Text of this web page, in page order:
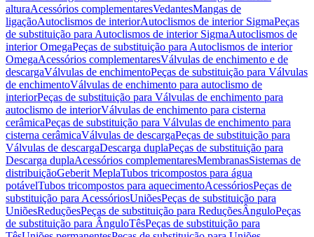
alturaAcessórios complementaresVedantesMangas de
ligaçãoAutoclismos de interiorAutoclismos de interior SigmaPeças
de substituição para Autoclismos de interior SigmaAutoclismos de
interior OmegaPeças de substituição para Autoclismos de interior
OmegaAcessórios complementaresVálvulas de enchimento e de
descargaVálvulas de enchimentoPeças de substituição para Válvulas
de enchimentoVálvulas de enchimento para autoclismo de
interiorPeças de substituição para Válvulas de enchimento para
autoclismo de interiorVálvulas de enchimento para cisterna
cerâmicaPeças de substituição para Válvulas de enchimento para
cisterna cerâmicaVálvulas de descargaPeças de substituição para
Válvulas de descargaDescarga duplaPeças de substituição para
Descarga duplaAcessórios complementaresMembranasSistemas de
distribuiçãoGeberit MeplaTubos tricompostos para água
potávelTubos tricompostos para aquecimentoAcessóriosPeças de
substituição para AcessóriosUniõesPeças de substituição para
UniõesReduçõesPeças de substituição para ReduçõesÂnguloPeças
de substituição para ÂnguloTêsPeças de substituição para